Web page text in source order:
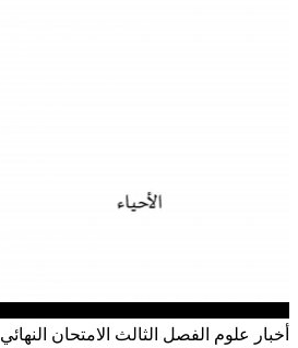
أخبار علوم الفصل الثالث الامتحان النهائي